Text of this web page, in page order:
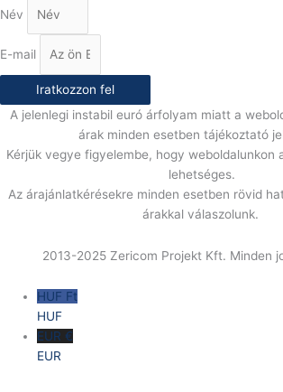
Név
E-mail
Iratkozzon fel
A jelenlegi instabil euró árfolyam miatt a
árak minden esetben tájékoztató
Kérjük vegye figyelembe, hogy weboldalunkon
lehetséges.
Az árajánlatkérésekre minden esetben rövid
árakkal válaszolunk.
2013-2025 Zericom Projekt Kft. Minden
HUF Ft
HUF
EUR €
EUR